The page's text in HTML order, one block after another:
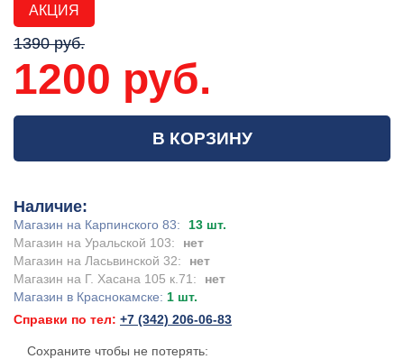
АКЦИЯ
1390 руб.
1200 руб.
В КОРЗИНУ
Наличие:
Магазин на Карпинского 83:
13 шт.
Магазин на Уральской 103:
нет
Магазин на Ласьвинской 32:
нет
Магазин на Г. Хасана 105 к.71:
нет
Магазин в Краснокамске: 1 шт.
Справки по тел: +7 (342) 206-06-83
Сохраните чтобы не потерять: